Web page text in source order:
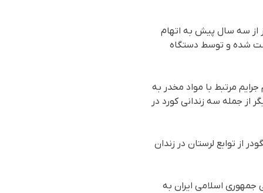
از سه سال پیش به اتهام
شده و توسط دستگاه
جرایم مرتبط با مواد مخدر به
از جمله سه زندانی کورد در
الیگودر از توابع لرستان در زندان
اسلامی ایران به